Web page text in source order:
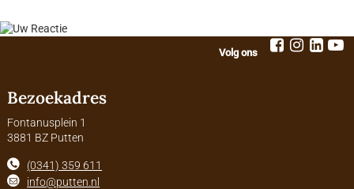
Volg ons
Bezoekadres
Fontanusplein 1
3881 BZ Putten
(0341) 359 611
info@putten.nl